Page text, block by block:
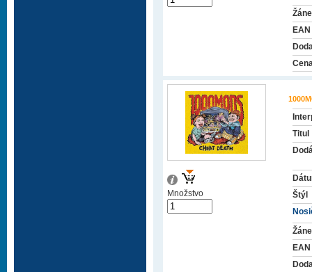
EAN
Titul
Štýl
EAN
Množstvo